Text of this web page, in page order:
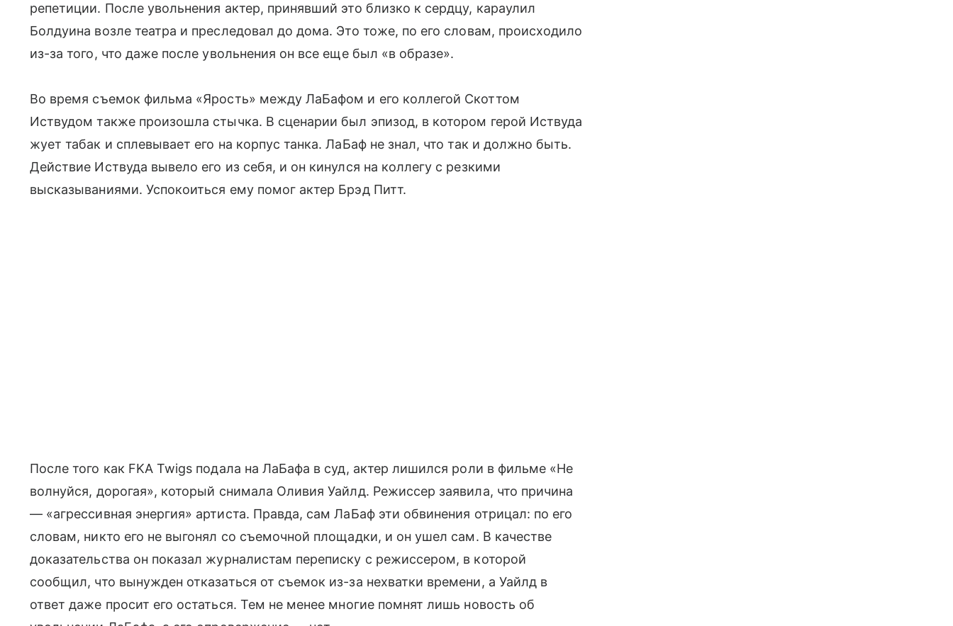
репетиции. После увольнения актер, принявший это близко к сердцу, караулил
Болдуина возле театра и преследовал до дома. Это тоже, по его словам, происходило
из-за того, что даже после увольнения он все еще был «в образе».
Во время съемок фильма «Ярость» между ЛаБафом и его коллегой Скоттом
Иствудом также произошла стычка. В сценарии был эпизод, в котором герой Иствуда
жует табак и сплевывает его на корпус танка. ЛаБаф не знал, что так и должно быть.
Действие Иствуда вывело его из себя, и он кинулся на коллегу с резкими
высказываниями. Успокоиться ему помог актер Брэд Питт.
После того как FKA Twigs подала на ЛаБафа в суд, актер лишился роли в фильме «Не
волнуйся, дорогая», который снимала Оливия Уайлд. Режиссер заявила, что причина
— «агрессивная энергия» артиста. Правда, сам ЛаБаф эти обвинения отрицал: по его
словам, никто его не выгонял со съемочной площадки, и он ушел сам. В качестве
доказательства он показал журналистам переписку с режиссером, в которой
сообщил, что вынужден отказаться от съемок из-за нехватки времени, а Уайлд в
ответ даже просит его остаться. Тем не менее многие помнят лишь новость об